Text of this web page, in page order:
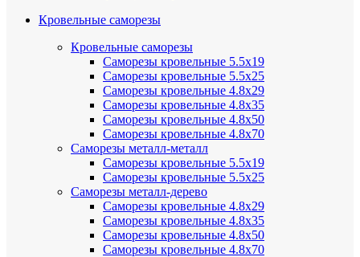
Кровельные саморезы
Кровельные саморезы
Саморезы кровельные 5.5х19
Саморезы кровельные 5.5х25
Саморезы кровельные 4.8х29
Саморезы кровельные 4.8х35
Саморезы кровельные 4.8х50
Саморезы кровельные 4.8х70
Саморезы металл-металл
Саморезы кровельные 5.5х19
Саморезы кровельные 5.5х25
Саморезы металл-дерево
Саморезы кровельные 4.8х29
Саморезы кровельные 4.8х35
Саморезы кровельные 4.8х50
Саморезы кровельные 4.8х70